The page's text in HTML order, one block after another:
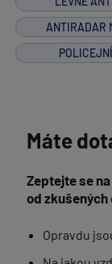
ANTIRADAR
Máte
Zeptejte se
od
Opravdu